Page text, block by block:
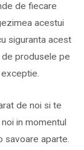
de fiecare
acestui
siguranta acest
de produsele pe
de noi si te
in momentul
savoare aparte.